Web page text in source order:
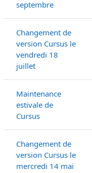
septembre
Changement de
version Cursus le
vendredi 18
juillet
Maintenance
estivale de
Cursus
Changement de
version Cursus le
mercredi 14 mai